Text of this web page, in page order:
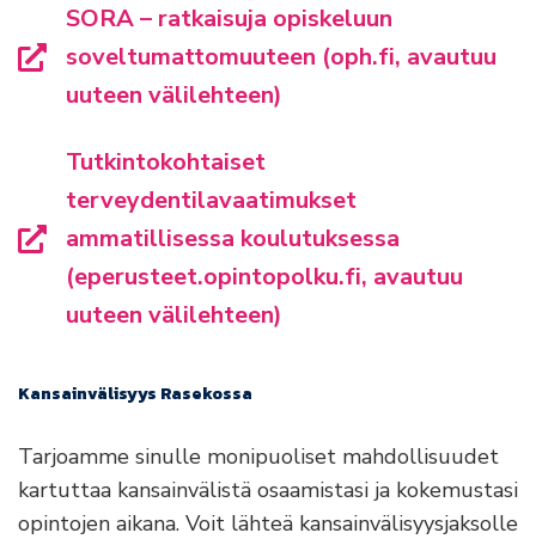
SORA – ratkaisuja opiskeluun
soveltumattomuuteen (oph.fi, avautuu
uuteen välilehteen)
Tutkintokohtaiset
terveydentilavaatimukset
ammatillisessa koulutuksessa
(eperusteet.opintopolku.fi, avautuu
uuteen välilehteen)
Kansainvälisyys Rasekossa
Tarjoamme sinulle monipuoliset mahdollisuudet
kartuttaa kansainvälistä osaamistasi ja kokemustasi
opintojen aikana. Voit lähteä kansainvälisyysjaksolle